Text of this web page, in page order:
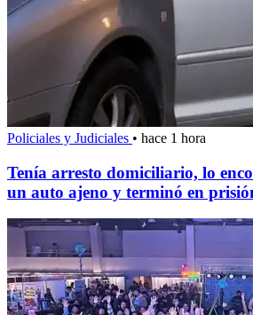
Policiales y Judiciales • hace 1 hora
Tenía arresto domiciliario, lo
un auto ajeno y terminó en